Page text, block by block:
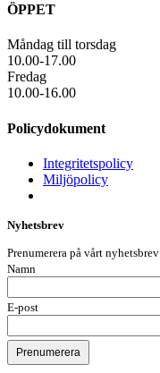
ÖPPET
Måndag till torsdag
10.00-17.00
Fredag
10.00-16.00
Policydokument
Integritetspolicy
Miljöpolicy
Nyhetsbrev
Prenumerera på vårt nyhetsbrev
Namn
E-post